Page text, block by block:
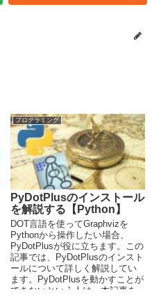
プログラミング
PyDotPlusのインストール
を解説する【Python】
DOT言語を使ってGraphvizを
Pythonから操作したい場合、
PyDotPlusが役に立ちます。この
記事では、PyDotPlusのインスト
ールについて詳しく解説してい
ます。PyDotPlusを動かすことが
できないという人は、本記事を